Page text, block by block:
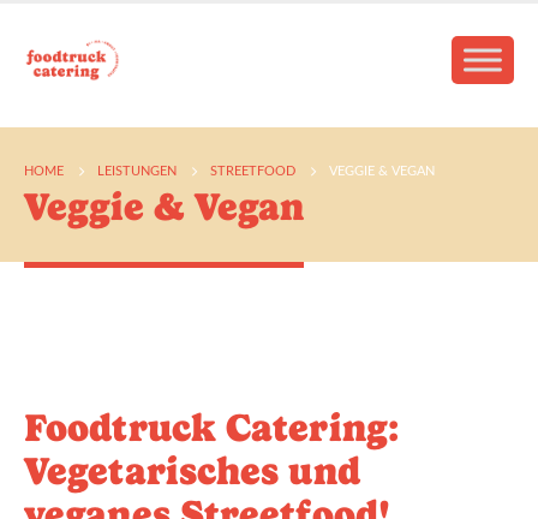
HOME LEISTUNGEN STREETFOOD VEGGIE & VEGAN
Veggie & Vegan
Foodtruck Catering:
Vegetarisches und